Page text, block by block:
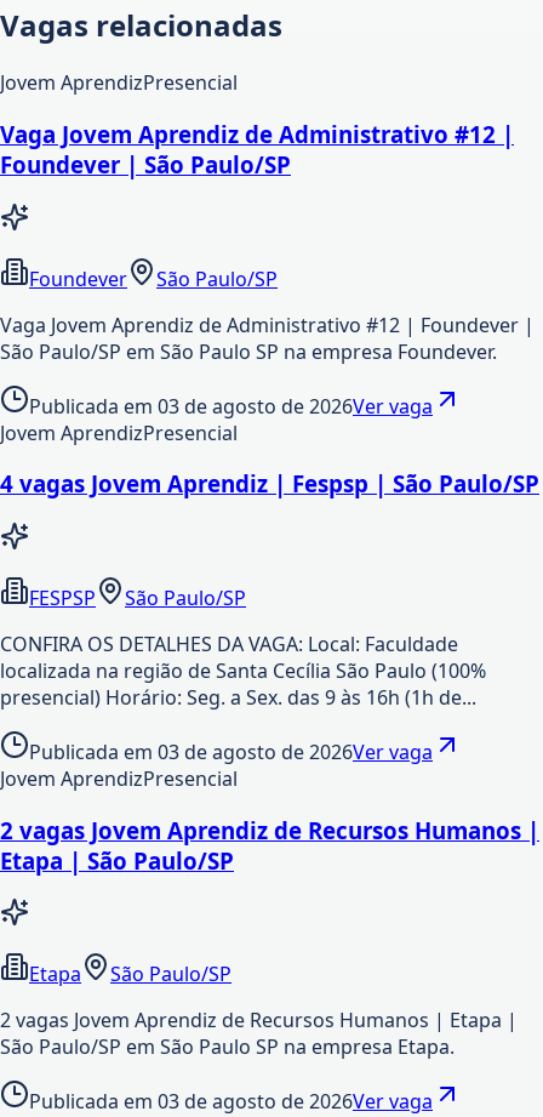
Vagas relacionadas
Jovem AprendizPresencial
Vaga Jovem Aprendiz de Administrativo #12 |
Foundever | São Paulo/SP
Foundever
São Paulo/SP
Vaga Jovem Aprendiz de Administrativo #12 | Foundever |
São Paulo/SP em São Paulo SP na empresa Foundever.
Publicada em 03 de agosto de 2026Ver vaga
Jovem AprendizPresencial
4 vagas Jovem Aprendiz | Fespsp | São Paulo/SP
FESPSP
São Paulo/SP
CONFIRA OS DETALHES DA VAGA: Local: Faculdade
localizada na região de Santa Cecília São Paulo (100%
presencial) Horário: Seg. a Sex. das 9 às 16h (1h de...
Publicada em 03 de agosto de 2026Ver vaga
Jovem AprendizPresencial
2 vagas Jovem Aprendiz de Recursos Humanos |
Etapa | São Paulo/SP
Etapa
São Paulo/SP
2 vagas Jovem Aprendiz de Recursos Humanos | Etapa |
São Paulo/SP em São Paulo SP na empresa Etapa.
Publicada em 03 de agosto de 2026Ver vaga